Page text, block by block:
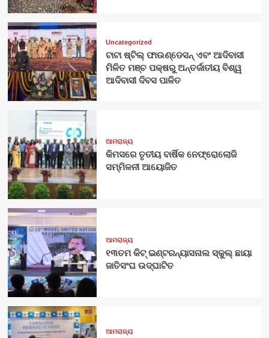
Uncategorized
ଟାଟା ଷ୍ଟିଲ୍ ଫାଉଣ୍ଡେସନ୍ ଏବଂ ଆଦିବାସୀ
ମିଳିତ ମଞ୍ଚ ପକ୍ଷରୁ ଅନ୍ତର୍ଜାତୀୟ ବିଶ୍ୱ
ଆଦିବାସୀ ଦିବସ ପାଳିତ
ଆମରାଜ୍ୟ
କିମସରେ ତୃତୀୟ ବାର୍ଷିକ ନେଫ୍ରୋଲୋଜି
ସମ୍ମିଳନୀ ଆୟୋଜିତ
ଆମରାଜ୍ୟ
୧୩ତମ କିଟ୍ ଇଣ୍ଟରନ୍ୟାସନାଲ ସ୍କୁଲ୍ ଛାୟା
ଜାତିସଂଘ ଉଦ୍‍ଘାଟିତ
ଆମରାଜ୍ୟ